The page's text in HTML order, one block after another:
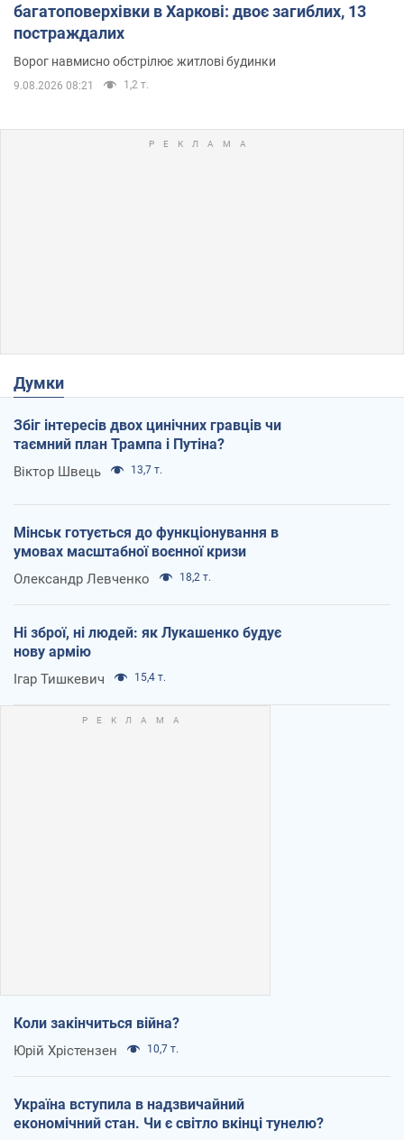
багатоповерхівки в Харкові: двоє загиблих, 13
постраждалих
Ворог навмисно обстрілює житлові будинки
9.08.2026 08:21 1,2 т.
Думки
Збіг інтересів двох цинічних гравців чи
таємний план Трампа і Путіна?
Віктор Швець 13,7 т.
Мінськ готується до функціонування в
умовах масштабної воєнної кризи
Олександр Левченко 18,2 т.
Ні зброї, ні людей: як Лукашенко будує
нову армію
Ігар Тишкевич 15,4 т.
Коли закінчиться війна?
Юрій Хрістензен 10,7 т.
Україна вступила в надзвичайний
економічний стан. Чи є світло вкінці тунелю?